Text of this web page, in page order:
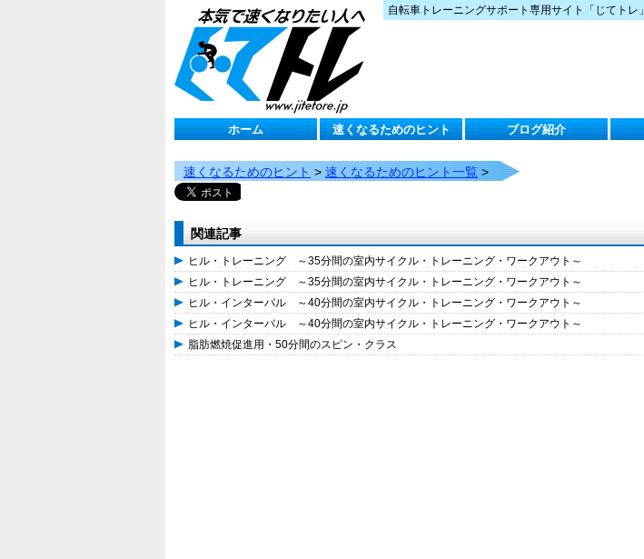
自転車トレーニングサポート専用サイト「じてトレ」
ホーム 速くなるためのヒント ブログ紹介
速くなるためのヒント > 速くなるためのヒント一覧 >
関連記事
ヒル・トレーニング ～35分間の室内サイクル・トレーニング・ワークアウト～
ヒル・トレーニング ～35分間の室内サイクル・トレーニング・ワークアウト～
ヒル・インターバル ～40分間の室内サイクル・トレーニング・ワークアウト～
ヒル・インターバル ～40分間の室内サイクル・トレーニング・ワークアウト～
脂肪燃焼促進用・50分間のスピン・クラス